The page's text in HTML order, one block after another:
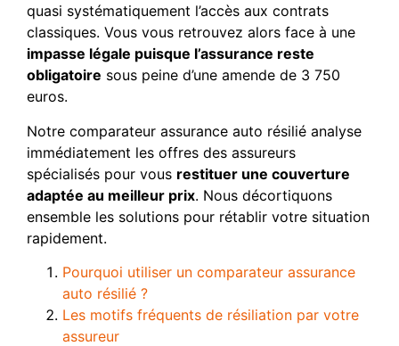
quasi systématiquement l’accès aux contrats
classiques. Vous vous retrouvez alors face à une
impasse légale puisque l’assurance reste
obligatoire sous peine d’une amende de 3 750
euros.
Notre comparateur assurance auto résilié analyse
immédiatement les offres des assureurs
spécialisés pour vous restituer une couverture
adaptée au meilleur prix. Nous décortiquons
ensemble les solutions pour rétablir votre situation
rapidement.
Pourquoi utiliser un comparateur assurance
auto résilié ?
Les motifs fréquents de résiliation par votre
assureur